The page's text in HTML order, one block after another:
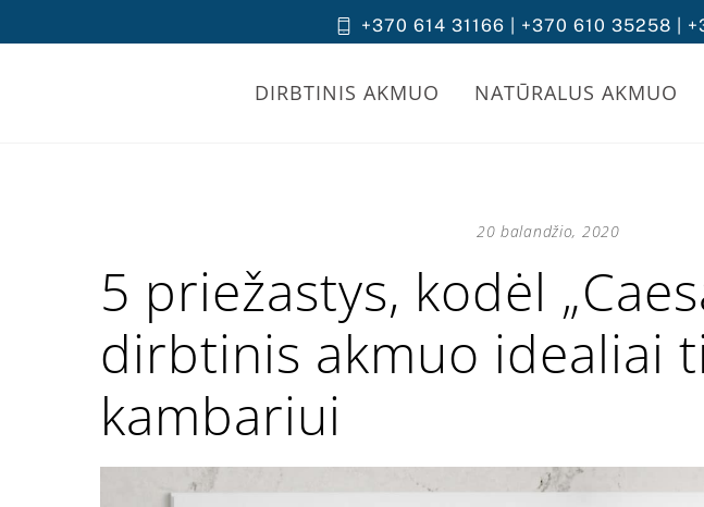
to
+370 614 31166 | +370 610 35258 |
DIRBTINIS AKMUO NATŪRALUS AKMUO
20 balandžio, 2020
5 priežastys, kodėl
dirbtinis akmuo idealiai
kambariui